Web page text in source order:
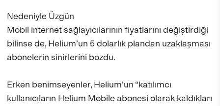
Nedeniyle Üzgün
Mobil internet sağlayıcılarının fiyatlarını değiştirdiği
bilinse de, Helium’un 5 dolarlık plandan uzaklaşması
abonelerin sinirlerini bozdu.
Erken benimseyenler, Helium’un “katılımcı
kullanıcıların Helium Mobile abonesi olarak kaldıkları